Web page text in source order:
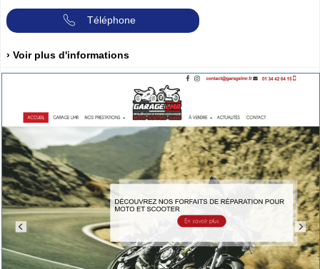
Téléphone
› Voir plus d'informations